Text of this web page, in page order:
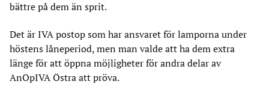
bättre på dem än sprit.
Det är IVA postop som har ansvaret för lamporna under
höstens låneperiod, men man valde att ha dem extra
länge för att öppna möjligheter för andra delar av
AnOpIVA Östra att pröva.